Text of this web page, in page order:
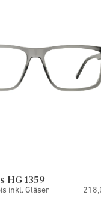
HG 1359
inkl. Gläser